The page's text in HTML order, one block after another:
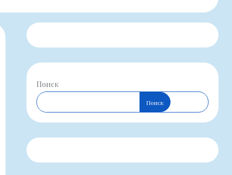
Поиск
Поиск